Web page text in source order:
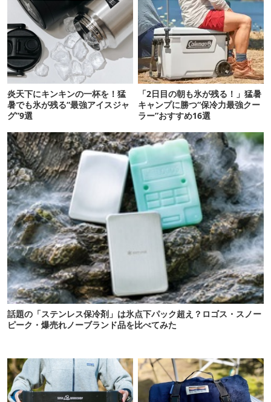
炎天下にキンキンの一杯を！猛
暑でも氷が残る“最強アイスジャ
グ”9選
「2日目の朝も氷が残る！」猛暑
キャンプに勝つ“保冷力最強クー
ラー”おすすめ16選
話題の「ステンレス保冷剤」は氷点下パック超え？ロゴス・スノー
ピーク・爆売れノーブランド品を比べてみた